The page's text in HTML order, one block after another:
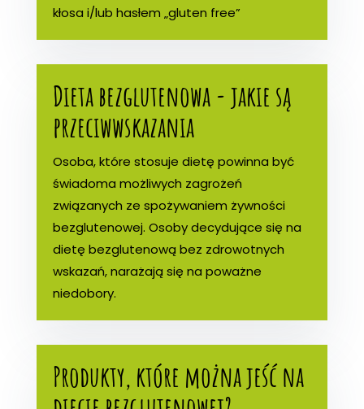
kłosa i/lub hasłem „gluten free”
Dieta bezglutenowa - jakie są
przeciwwskazania
Osoba, które stosuje dietę powinna być
świadoma możliwych zagrożeń
związanych ze spożywaniem żywności
bezglutenowej. Osoby decydujące się na
dietę bezglutenową bez zdrowotnych
wskazań, narażają się na poważne
niedobory.
Produkty, które można jeść na